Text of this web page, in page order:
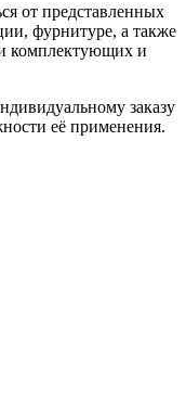
от представленных
фурнитуре, а также
комплектующих и
заказу
её применения.